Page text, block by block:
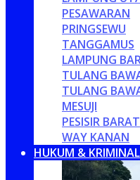
PESAWARAN
PRINGSEWU
TANGGAMUS
LAMPUNG
TULANG
TULANG
MESUJI
PESISIR BARAT
WAY KANAN
HUKUM & KRIMINAL